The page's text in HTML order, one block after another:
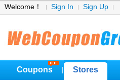
Welcome！ Sign In Sign Up
Coupons Stores